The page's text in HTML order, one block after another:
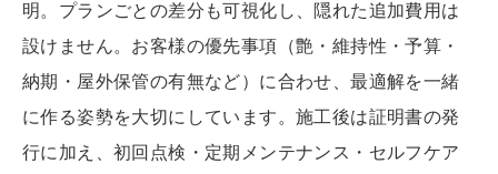
明。プランごとの差分も可視化し、隠れた追加費用は
設けません。お客様の優先事項（艶・維持性・予算・
納期・屋外保管の有無など）に合わせ、最適解を一緒
に作る姿勢を大切にしています。施工後は証明書の発
行に加え、初回点検・定期メンテナンス・セルフケア